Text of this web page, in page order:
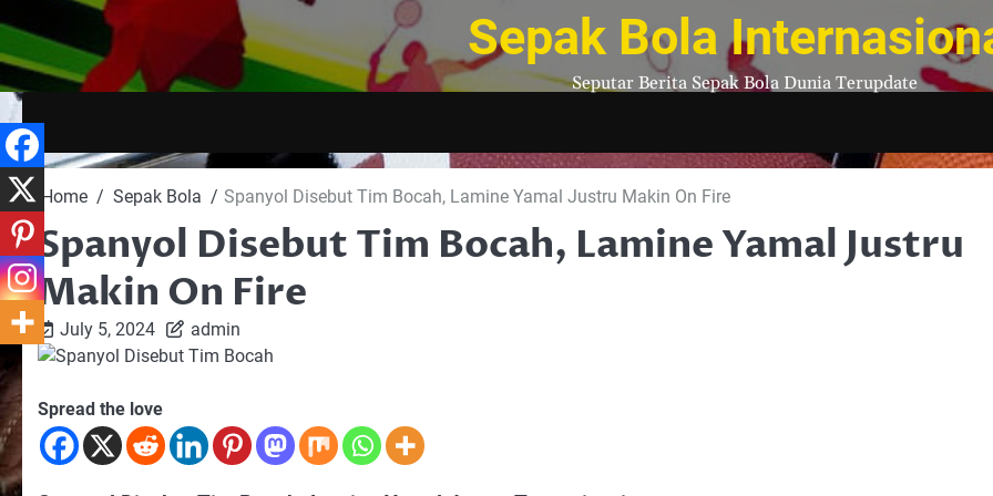
content
Sepak Bola
Seputar Berita Sepak Bola Dunia Terupdate
Home Sepak Bola Spanyol Disebut Tim Bocah, Lamine Yamal Justru Makin On Fire
Spanyol Disebut Tim Bocah, Lamine Yamal Justru
Makin On Fire
July 5, 2024 admin
Spread the love